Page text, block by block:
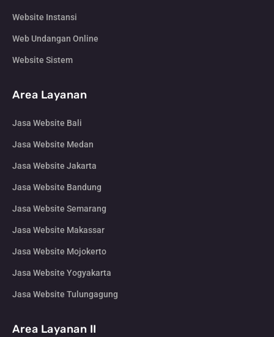
Website Instansi
Web Undangan Online
Website Sistem
Area Layanan
Jasa Website Bali
Jasa Website Medan
Jasa Website Jakarta
Jasa Website Bandung
Jasa Website Semarang
Jasa Website Makassar
Jasa Website Mojokerto
Jasa Website Yogyakarta
Jasa Website Tulungagung
Area Layanan II